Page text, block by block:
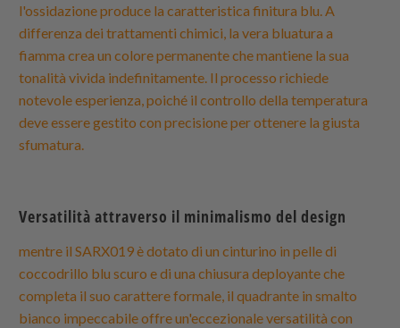
l'ossidazione produce la caratteristica finitura blu. A
differenza dei trattamenti chimici, la vera bluatura a
fiamma crea un colore permanente che mantiene la sua
tonalità vivida indefinitamente. Il processo richiede
notevole esperienza, poiché il controllo della temperatura
deve essere gestito con precisione per ottenere la giusta
sfumatura.
Versatilità attraverso il minimalismo del design
mentre il SARX019 è dotato di un cinturino in pelle di
coccodrillo blu scuro e di una chiusura deployante che
completa il suo carattere formale, il quadrante in smalto
bianco impeccabile offre un'eccezionale versatilità con